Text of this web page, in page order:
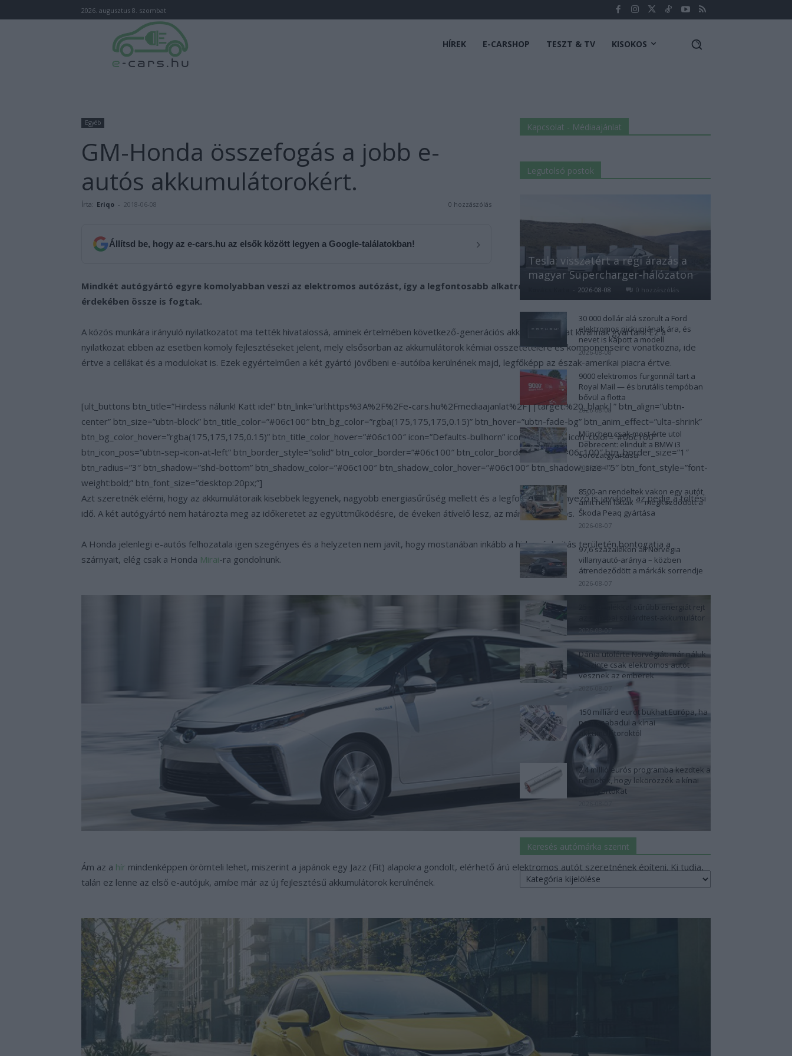
2026. augusztus 8. szombat
HÍREK E-CARSHOP TESZT & TV KISOKOS
Egyéb
GM-Honda összefogás a jobb e-
autós akkumulátorokért.
Írta: Eriqo - 2018-06-08 0 hozzászólás
Állítsd be, hogy az e-cars.hu az elsők között legyen a Google-találatokban! ›
Mindkét autógyártó egyre komolyabban veszi az elektromos autózást, így a legfontosabb alkatrész, az akkumulátor jobbá tétele
érdekében össze is fogtak.
A közös munkára irányuló nyilatkozatot ma tették hivatalossá, aminek értelmében következő-generációs akkumulátorokat kívánnak gyártani. Ez a
nyilatkozat ebben az esetben komoly fejlesztéseket jelent, mely elsősorban az akkumulátorok kémiai összetételére és komponenseire vonatkozna, ide
értve a cellákat és a modulokat is. Ezek egyértelműen a két gyártó jövőbeni e-autóiba kerülnének majd, legfőképp az észak-amerikai piacra értve.
[ult_buttons btn_title=”Hirdess nálunk! Katt ide!” btn_link=”url:https%3A%2F%2Fe-cars.hu%2Fmediaajanlat%2F||target:%20_blank|” btn_align=”ubtn-
center” btn_size=”ubtn-block” btn_title_color=”#06c100″ btn_bg_color=”rgba(175,175,175,0.15)” btn_hover=”ubtn-fade-bg” btn_anim_effect=”ulta-shrink”
btn_bg_color_hover=”rgba(175,175,175,0.15)” btn_title_color_hover=”#06c100″ icon=”Defaults-bullhorn” icon_size=”40″ icon_color=”#06c100″
btn_icon_pos=”ubtn-sep-icon-at-left” btn_border_style=”solid” btn_color_border=”#06c100″ btn_color_border_hover=”#06c100″ btn_border_size=”1″
btn_radius=”3″ btn_shadow=”shd-bottom” btn_shadow_color=”#06c100″ btn_shadow_color_hover=”#06c100″ btn_shadow_size=”5″ btn_font_style=”font-
weight:bold;” btn_font_size=”desktop:20px;”]
Azt szeretnék elérni, hogy az akkumulátoraik kisebbek legyenek, nagyobb energiasűrűség mellett és a legfontosabb tényező is javuljon, az pedig a töltési
idő. A két autógyártó nem határozta meg az időkeretet az együttműködésre, de éveken átívelő lesz, az már most biztos.
A Honda jelenlegi e-autós felhozatala igen szegényes és a helyzeten nem javít, hogy mostanában inkább a hidrogénhajtás területén bontogatja a
szárnyait, elég csak a Honda Mirai-ra gondolnunk.
Ám az a hír mindenképpen örömteli lehet, miszerint a japánok egy Jazz (Fit) alapokra gondolt, elérhető árú elektromos autót szeretnének építeni. Ki tudja,
talán ez lenne az első e-autójuk, amibe már az új fejlesztésű akkumulátorok kerülnének.
Kapcsolat - Médiaajánlat
Legutolsó postok
Tesla: visszatért a régi árazás a
magyar Supercharger-hálózaton
- 2026-08-08 0 hozzászólás
30 000 dollár alá szorult a Ford
elektromos pickupjának ára, és
nevet is kapott a modell
2026-08-08
9000 elektromos furgonnál tart a
Royal Mail — és brutális tempóban
bővül a flotta
2026-08-08
München csak most érte utol
Debrecent: elindult a BMW i3
sorozatgyártása
2026-08-07
8500-an rendeltek vakon egy autót,
amit nem láttak — megkezdődött a
Škoda Peaq gyártása
2026-08-07
97,6 százalékon áll Norvégia
villanyautó-aránya – közben
átrendeződött a márkák sorrendje
2026-08-07
25 százalékkal sűrűbb energiát rejt
az európai szilárdtest-akkumulátor
Dánia utolérte Norvégiát: már náluk
is szinte csak elektromos autót
vesznek az emberek
2026-08-07
150 milliárd eurót bukhat Európa, ha
nem szabadul a kínai
akkumulátoroktól
2026-08-07
2,4 millió eurós programba kezdtek a
németek, hogy lekörözzék a kínai
LFP-gyártókat
Keresés autómárka szerint
Keresés
autómárka